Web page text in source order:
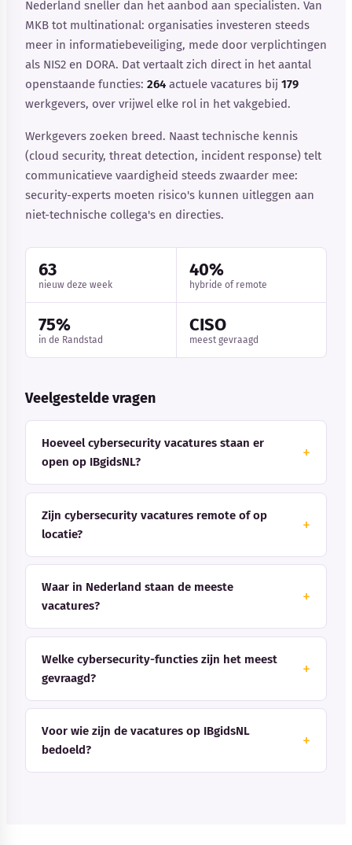
Nederland sneller dan het aanbod aan specialisten. Van
MKB tot multinational: organisaties investeren steeds
meer in informatiebeveiliging, mede door verplichtingen
als NIS2 en DORA. Dat vertaalt zich direct in het aantal
openstaande functies: 264 actuele vacatures bij 179
werkgevers, over vrijwel elke rol in het vakgebied.
Werkgevers zoeken breed. Naast technische kennis
(cloud security, threat detection, incident response) telt
communicatieve vaardigheid steeds zwaarder mee:
security-experts moeten risico's kunnen uitleggen aan
niet-technische collega's en directies.
63
nieuw deze week
40%
hybride of remote
75%
in de Randstad
CISO
meest gevraagd
Veelgestelde vragen
Hoeveel cybersecurity vacatures staan er
open op IBgidsNL?
Zijn cybersecurity vacatures remote of op
locatie?
Waar in Nederland staan de meeste
vacatures?
Welke cybersecurity-functies zijn het meest
gevraagd?
Voor wie zijn de vacatures op IBgidsNL
bedoeld?